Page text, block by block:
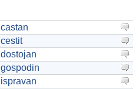
castan
cestit
dostojan
gospodin
ispravan